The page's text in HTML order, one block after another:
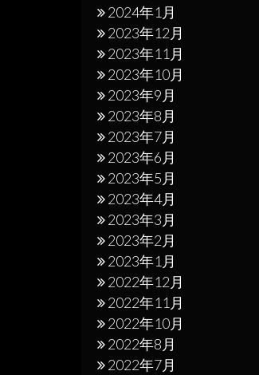
2024年1月
2023年12月
2023年11月
2023年10月
2023年9月
2023年8月
2023年7月
2023年6月
2023年5月
2023年4月
2023年3月
2023年2月
2023年1月
2022年12月
2022年11月
2022年10月
2022年8月
2022年7月